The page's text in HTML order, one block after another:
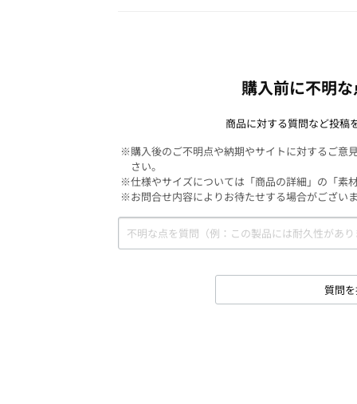
購入前に不明
商品に対する質問など投稿
※購入後のご不明点や納期やサイトに対するご意
さい。
※仕様やサイズについては「商品の詳細」の「素
※お問合せ内容によりお待たせする場合がござい
質問